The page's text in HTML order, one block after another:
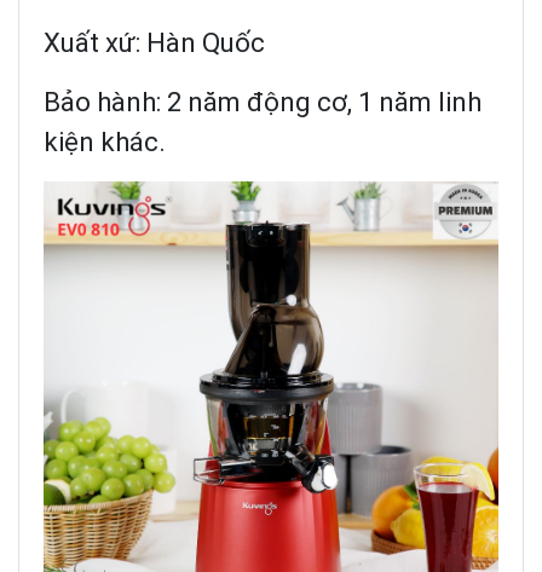
Xuất xứ: Hàn Quốc
Bảo hành: 2 năm động cơ, 1 năm linh
kiện khác.